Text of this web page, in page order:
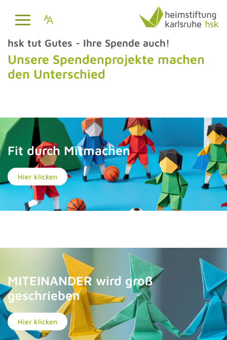
hsk tut Gutes - Ihre Spende auch!
Unsere Spendenprojekte machen
den Unterschied
Fit durch Mitmachen
Hier klicken
MITEINANDER wird groß
geschrieben
Hier klicken